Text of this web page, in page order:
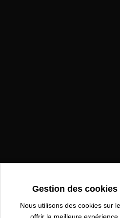
Gestion des
Nous utilisons des cookies sur